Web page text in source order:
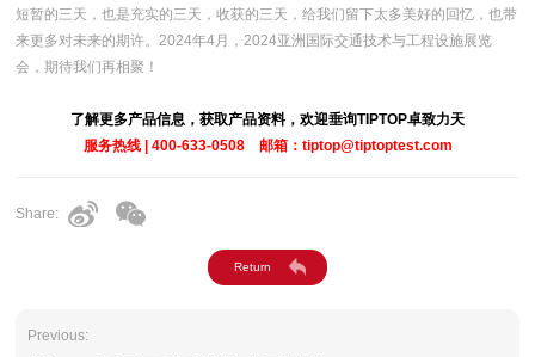
短暂的三天，也是充实的三天，收获的三天，给我们留下太多美好的回忆，也带
来更多对未来的期许。2024年4月，2024亚洲国际交通技术与工程设施展览
会，期待我们再相聚！
了解更多产品信息，获取产品资料，欢迎垂询TIPTOP卓致力天
服务热线 | 400-633-0508 邮箱：tiptop@tiptoptest.com
Share:
Previous: